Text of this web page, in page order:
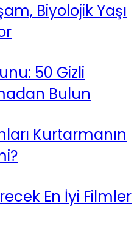
Biyolojik Yaşı
50 Gizli
Bulun
Kurtarmanın
En İyi Filmler